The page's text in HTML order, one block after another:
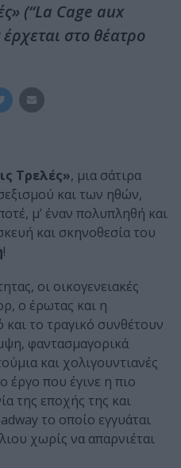
(“La Cage aux
στο θέατρο
Τρελές», μια σάτιρα
και των ηθών,
μ’ έναν πολυπληθή και
και σκηνοθεσία του
!
οι οικογενειακές
ο έρωτας και η
το τραγικό συνθέτουν
φαντασμαγορικά
και χολιγουντιανές
έργο που έγινε η πιο
της εποχής της και
το οποίο εγγυάται
χωρίς να απαρνιέται